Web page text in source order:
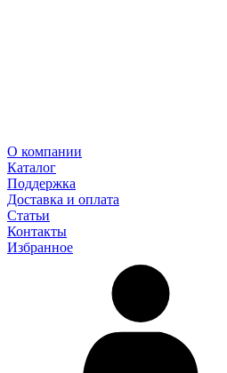
О компании
Каталог
Поддержка
Доставка и оплата
Статьи
Контакты
Избранное